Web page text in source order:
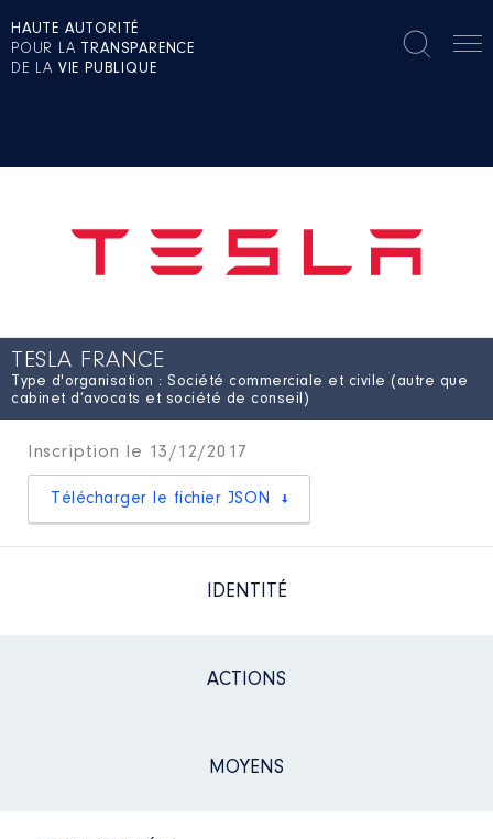
HAUTE AUTORITÉ
POUR LA TRANSPARENCE
DE LA VIE PUBLIQUE
TESLA FRANCE
Type d'organisation : Société commerciale et civile (autre que
cabinet d’avocats et société de conseil)
Inscription le 13/12/2017
Télécharger le fichier JSON
IDENTITÉ
ACTIONS
MOYENS